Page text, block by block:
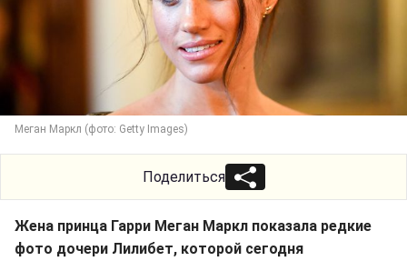
Меган Маркл (фото: Getty Images)
Поделиться
Жена принца Гарри Меган Маркл показала редкие
фото дочери Лилибет, которой сегодня